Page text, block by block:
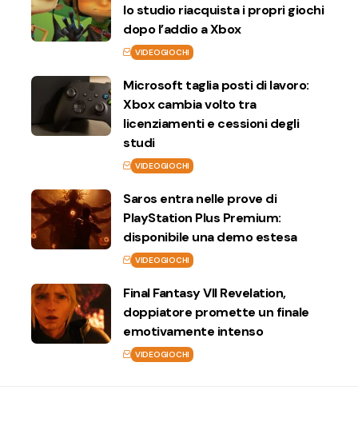
lo studio riacquista i propri giochi
dopo l’addio a Xbox
VIDEOGIOCHI
Microsoft taglia posti di lavoro:
Xbox cambia volto tra
licenziamenti e cessioni degli
studi
VIDEOGIOCHI
Saros entra nelle prove di
PlayStation Plus Premium:
disponibile una demo estesa
VIDEOGIOCHI
Final Fantasy VII Revelation,
doppiatore promette un finale
emotivamente intenso
VIDEOGIOCHI